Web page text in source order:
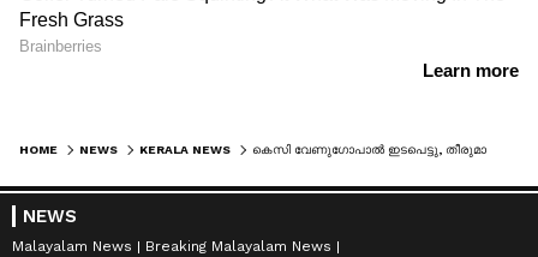
HOME NEWS KERALA NEWS
NEWS
Malayalam News
Breaking Malayalam News